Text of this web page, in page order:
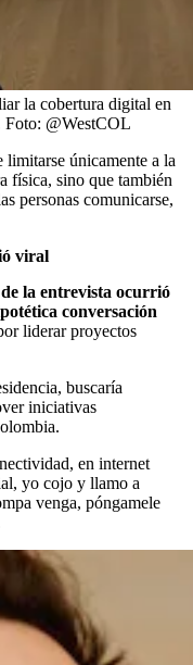
la cobertura digital en
Foto: @WestCOL
únicamente a la
física, sino que también
personas comunicarse,
viral
la entrevista ocurrió
conversación
liderar proyectos
buscaría
iniciativas
en internet
yo cojo y llamo a
venga, póngamele